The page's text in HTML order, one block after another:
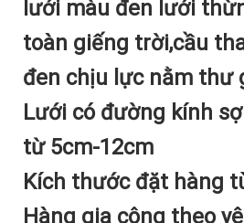
lưới màu đen lưới
toàn giếng trời,cầu
đen chịu lực nằm thư
Lưới có đường kính
từ 5cm-12cm
Kích thước đặt hàng
Hàng gia công theo